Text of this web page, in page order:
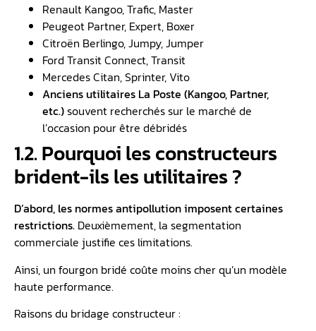
Renault Kangoo, Trafic, Master
Peugeot Partner, Expert, Boxer
Citroën Berlingo, Jumpy, Jumper
Ford Transit Connect, Transit
Mercedes Citan, Sprinter, Vito
Anciens utilitaires La Poste (Kangoo, Partner,
etc.)souvent recherchés sur le marché de
l’occasion pour être débridés
1.2. Pourquoi les constructeurs
brident-ils les utilitaires ?
D’abord, les normes antipollution imposent certaines
restrictions. Deuxièmement, la segmentation
commerciale justifie ces limitations.
Ainsi, un fourgon bridé coûte moins cher qu’un modèle
haute performance.
Raisons du bridage constructeur :